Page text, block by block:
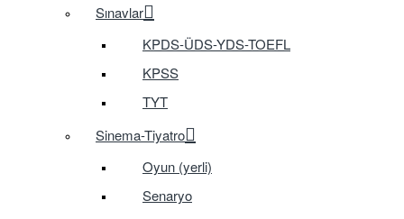
Sınavlar
KPDS-ÜDS-YDS-TOEFL
KPSS
TYT
Sinema-Tiyatro
Oyun (yerli)
Senaryo